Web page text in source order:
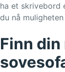
ha et skrivebord
du nå
Finn